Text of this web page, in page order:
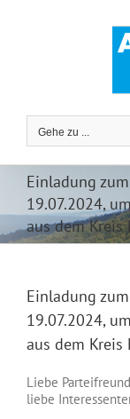
Gehe zu ...
Einladung
19.07.2024,
aus dem Kreis
Einladung
19.07.2024,
aus dem Kreis
Liebe
liebe